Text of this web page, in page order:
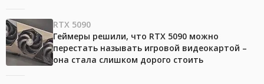
RTX 5090
Геймеры решили, что RTX 5090 можно
перестать называть игровой видеокартой –
она стала слишком дорого стоить